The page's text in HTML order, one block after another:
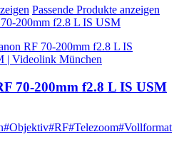
Passende Produkte anzeigen
200mm f2.8 L IS USM
70-200mm f2.8 L IS USM
#Objektiv#RF#Telezoom#Vollformat